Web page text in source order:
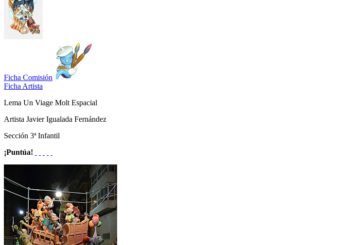
Ficha Comisión
Ficha Artista
Lema Un Viage Molt Espacial
Artista Javier Igualada Fernández
Sección 3ª Infantil
¡Puntúa!